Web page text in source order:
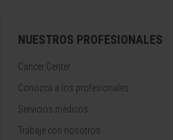
NUESTROS PROFESIONALES
Cancer Center
Conozca a los profesionales
Servicios médicos
Trabaje con nosotros